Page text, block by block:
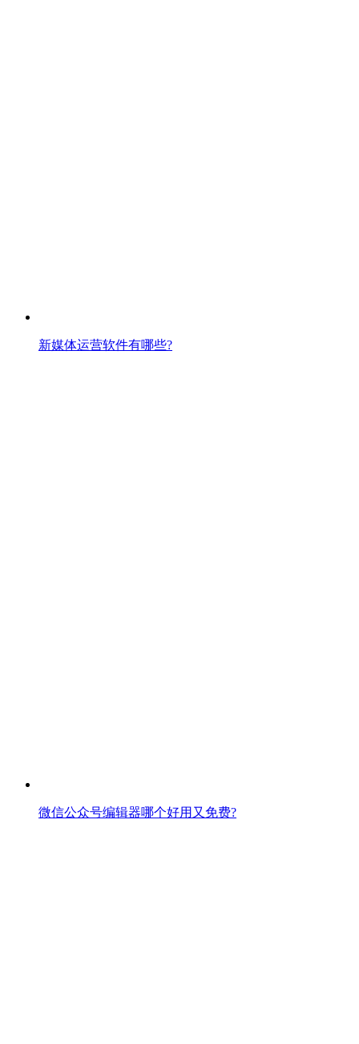
新媒体运营软件有哪些?
微信公众号编辑器哪个好用又免费?